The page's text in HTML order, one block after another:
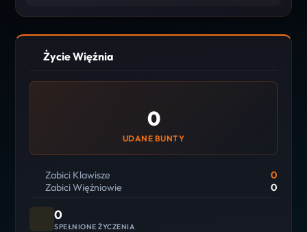
Życie Więźnia
0
UDANE BUNTY
Zabici Klawisze
0
Zabici Więźniowie
0
0
SPEŁNIONE ŻYCZENIA